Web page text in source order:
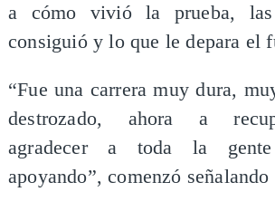
a cómo vivió la prueba, las
consiguió y lo que le depara el
“Fue una carrera muy dura,
destrozado, ahora a
agradecer a toda la
apoyando”, comenzó